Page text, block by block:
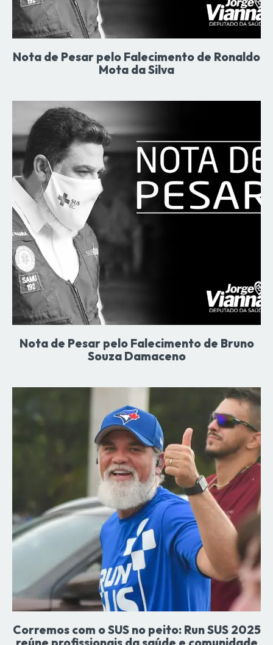
Nota de Pesar pelo Falecimento de Ronaldo
Mota da Silva
Nota de Pesar pelo Falecimento de Bruno
Souza Damaceno
Corremos com o SUS no peito: Run SUS 2025